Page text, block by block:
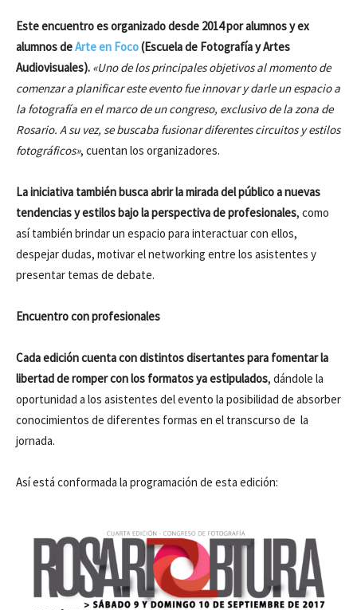
Este encuentro es organizado desde 2014 por alumnos y ex
alumnos deArte en Foco(Escuela de Fotografía y Artes
Audiovisuales). «Uno de los principales objetivos al momento de
comenzar a planificar este evento fue innovar y darle un espacio a
la fotografía en el marco de un congreso, exclusivo de la zona de
Rosario. A su vez, se buscaba fusionar diferentes circuitos y estilos
fotográficos», cuentan los organizadores.
La iniciativa también busca abrir la mirada del público a nuevas
tendencias y estilos bajo la perspectiva de profesionales, como
así también brindar un espacio para interactuar con ellos,
despejar dudas, motivar el networking entre los asistentes y
presentar temas de debate.
Encuentro con profesionales
Cada edición cuenta con distintos disertantes para fomentar la
libertad de romper con los formatos ya estipulados, dándole la
oportunidad a los asistentes del evento la posibilidad de absorber
conocimientos de diferentes formas en el transcurso de la
jornada.
Así está conformada la programación de esta edición: